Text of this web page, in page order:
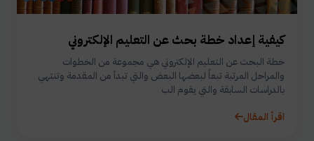
كيفية إعداد خطة بحث عن التعليم الإلكتروني
خطة البحث عن التعليم الإلكتروني هي مجموعة من الخطوات
والمراحل المرتبة تبعاً لبعضها البعض والتي تبدأ من المقدمة وتنتهي
بالدراسات السابقة والتي يقوم الب
اقرأ المقال